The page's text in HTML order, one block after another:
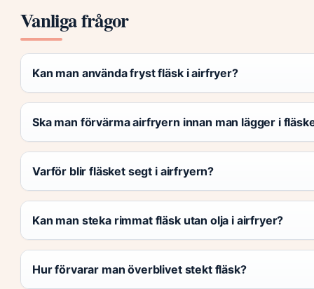
Vanliga frågor
Kan man använda fryst fläsk i airfryer?
Ska man förvärma airfryern innan man lägger i
Varför blir fläsket segt i airfryern?
Kan man steka rimmat fläsk utan olja i airfryer?
Hur förvarar man överblivet stekt fläsk?